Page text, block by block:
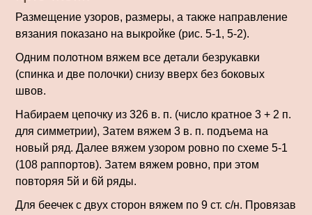
Размещение узо­ров, размеры, а также направление
вязания показано на вы­кройке (рис. 5-1, 5-2).
Одним полотном вяжем все детали безрукавки
(спинка и две полочки) снизу вверх без боковых
швов.
Набираем цепочку из 326 в. п. (число крат­ное 3 + 2 п.
для симметрии), Затем вяжем 3 в. п. подъема на
новый ряд. Далее вяжем узором ровно по схеме 5-1
(108 раппортов). Затем вяжем ровно, при этом
повторяя 5й и 6й ряды.
Для беечек с двух сторон вяжем по 9 ст. с/н. Провязав